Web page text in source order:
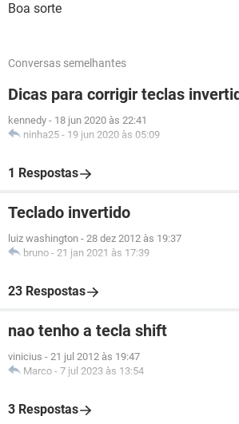
Boa sorte
Conversas semelhantes
Dicas para corrigir teclas
kennedy - 18 jun 2020 às 22:41
ninha25 - 19 jun 2020 às 05:09
1 Respostas
Teclado invertido
luiz washington - 28 dez 2012 às 19:37
bruno - 21 jan 2021 às 17:39
23 Respostas
nao tenho a tecla shift
vinicius - 21 jul 2012 às 19:47
Marco - 7 jul 2023 às 13:54
3 Respostas